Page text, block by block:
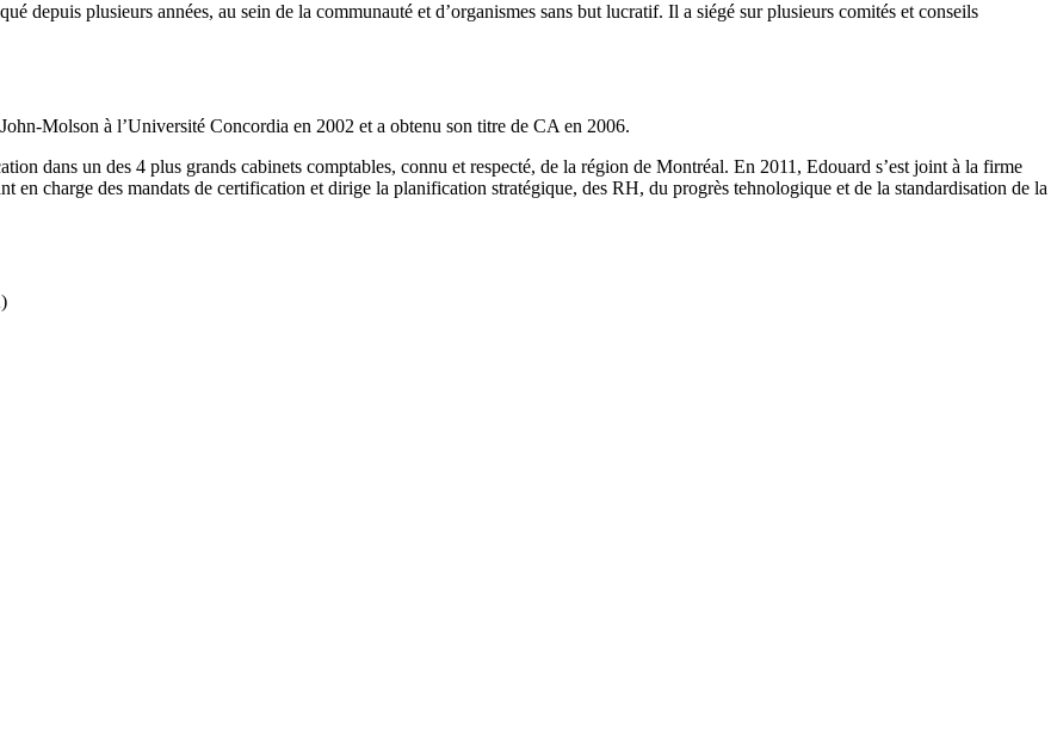
depuis plusieurs années, au sein de la communauté et d’organismes sans but lucratif. Il a siégé sur plusieurs comités et conseils
Molson à l’Université Concordia en 2002 et a obtenu son titre de CA en 2006.
dans un des 4 plus grands cabinets comptables, connu et respecté, de la région de Montréal. En 2011, Edouard s’est joint à la firme
en charge des mandats de certification et dirige la planification stratégique, des RH, du progrès tehnologique et de la standardisation de la